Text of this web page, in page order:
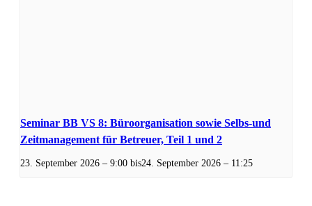
Seminar BB VS 8: Büroorganisation sowie Selbs-und
Zeitmanagement für Betreuer, Teil 1 und 2
23. September 2026 – 9:00 bis24. September 2026 – 11:25